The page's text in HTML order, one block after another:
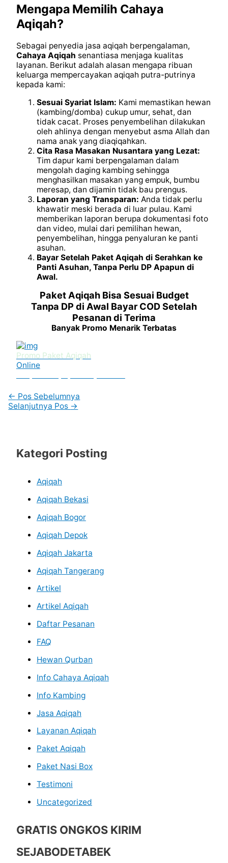
Mengapa Memilih Cahaya
Aqiqah?
Sebagai penyedia jasa aqiqah berpengalaman,
Cahaya Aqiqah senantiasa menjaga kualitas
layanan. Berikut adalah alasan mengapa ribuan
keluarga mempercayakan aqiqah putra-putrinya
kepada kami:
Sesuai Syariat Islam: Kami memastikan hewan
(kambing/domba) cukup umur, sehat, dan
tidak cacat. Proses penyembelihan dilakukan
oleh ahlinya dengan menyebut asma Allah dan
nama anak yang diaqiqahkan.
Cita Rasa Masakan Nusantara yang Lezat:
Tim dapur kami berpengalaman dalam
mengolah daging kambing sehingga
menghasilkan masakan yang empuk, bumbu
meresap, dan dijamin tidak bau prengus.
Laporan yang Transparan: Anda tidak perlu
khawatir meski berada di luar pulau. Kami
memberikan laporan berupa dokumentasi foto
dan video, mulai dari pemilihan hewan,
penyembelihan, hingga penyaluran ke panti
asuhan.
Bayar Setelah Paket Aqiqah di Serahkan ke
Panti Asuhan, Tanpa Perlu DP Apapun di
Awal.
Paket Aqiqah Bisa Sesuai Budget
Tanpa DP di Awal Bayar COD Setelah
Pesanan di Terima
Banyak Promo Menarik Terbatas
Promo Paket Aqiqah
Online
← Pos Sebelumnya
Selanjutnya Pos →
Kategori Posting
Aqiqah
Aqiqah Bekasi
Aqiqah Bogor
Aqiqah Depok
Aqiqah Jakarta
Aqiqah Tangerang
Artikel
Artikel Aqiqah
Daftar Pesanan
FAQ
Hewan Qurban
Info Cahaya Aqiqah
Info Kambing
Jasa Aqiqah
Layanan Aqiqah
Paket Aqiqah
Paket Nasi Box
Testimoni
Uncategorized
GRATIS ONGKOS KIRIM
SEJABODETABEK